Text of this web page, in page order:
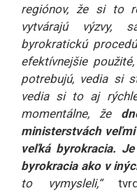
regiónov, že si to
vytvárajú výzvy,
byrokratickú
efektívnejšie
potrebujú, vedia si
vedia si to aj
momentálne, že
ministerstvách
veľká byrokracia.
byrokracia ako v
to vymysleli,“tvrdí